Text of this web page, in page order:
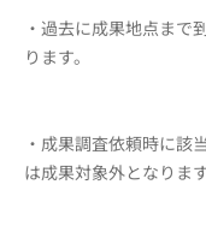
・過去に成果地点まで
ります。
・成果調査依頼時に該
は成果対象外となります